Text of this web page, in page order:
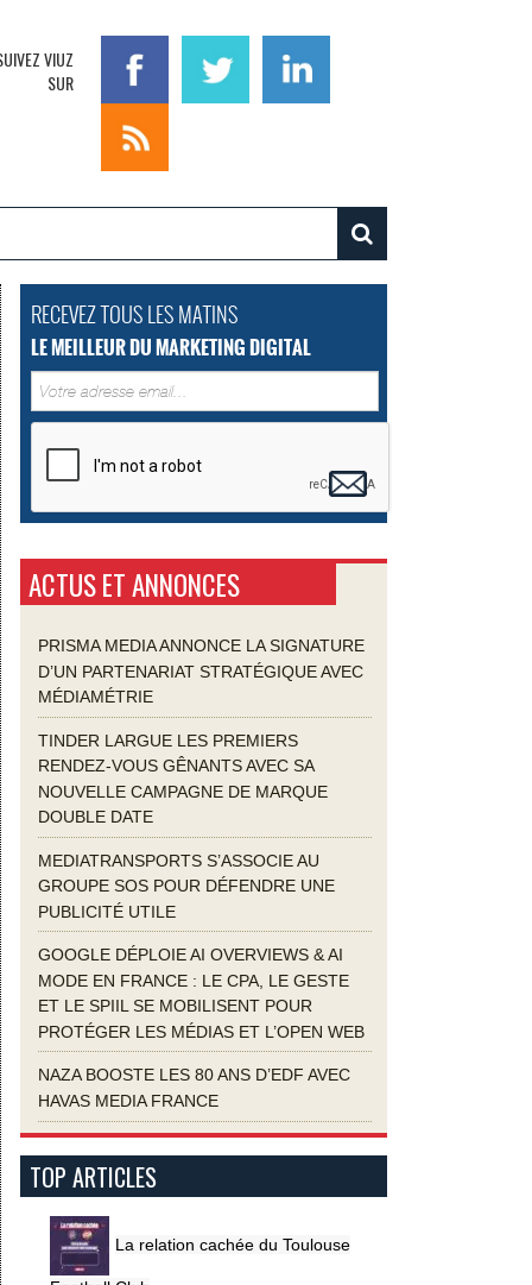
VIUZ
SUR
RECEVEZ TOUS LES MATINS
LE MEILLEUR DU MARKETING DIGITAL
ACTUS ET ANNONCES
PRISMA MEDIA ANNONCE LA SIGNATURE
D’UN PARTENARIAT STRATÉGIQUE AVEC
MÉDIAMÉTRIE
TINDER LARGUE LES PREMIERS
RENDEZ-VOUS GÊNANTS AVEC SA
NOUVELLE CAMPAGNE DE MARQUE
DOUBLE DATE
MEDIATRANSPORTS S’ASSOCIE AU
GROUPE SOS POUR DÉFENDRE UNE
PUBLICITÉ UTILE
GOOGLE DÉPLOIE AI OVERVIEWS & AI
MODE EN FRANCE : LE CPA, LE GESTE
ET LE SPIIL SE MOBILISENT POUR
PROTÉGER LES MÉDIAS ET L’OPEN WEB
NAZA BOOSTE LES 80 ANS D’EDF AVEC
HAVAS MEDIA FRANCE
TOP ARTICLES
La relation cachée du Toulouse